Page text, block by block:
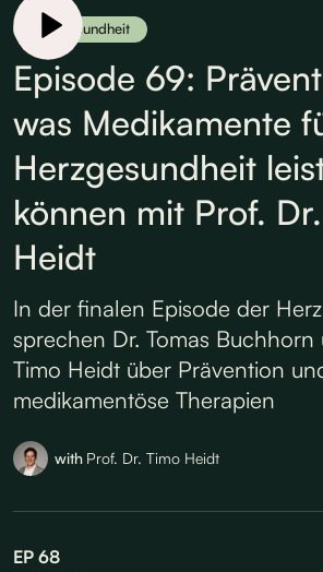
Herzgesundheit
Episode 69:
was Medikamente
Herzgesundheit
können mit Prof.
Heidt
In der finalen Episode der
sprechen Dr. Tomas Buchhorn
Timo Heidt über Prävention
medikamentöse Therapien
with Prof. Dr. Timo Heidt
EP 68